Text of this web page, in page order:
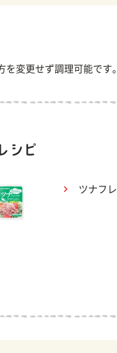
を変更せず調理可能です
ツナフ